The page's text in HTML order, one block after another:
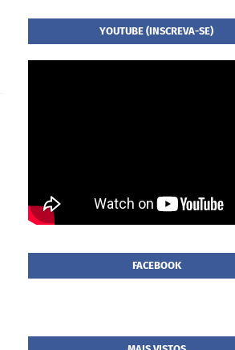
YOUTUBE (INSCREVA-SE)
FACEBOOK